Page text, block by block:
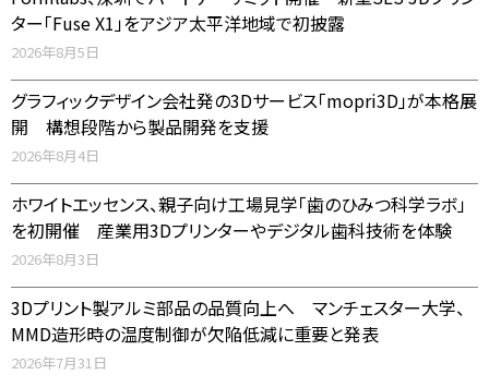
ター「Fuse X1」をアジア太平洋地域で初披露
2026年8月5日
グラフィックデザイン会社発の3Dサービス「mopri3D」が本格展
開 構想段階から製品開発を支援
2026年8月4日
ホワイトエッセンス、親子向け工場見学「歯のひみつ科学ラボ」
を初開催 産業用3Dプリンターやデジタル歯科技術を体験
2026年8月3日
3Dプリント製アルミ部品の品質向上へ マンチェスター大学、
MMD造形時の温度制御が欠陥低減に重要と発表
2026年7月31日